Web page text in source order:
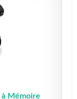
Mémoire